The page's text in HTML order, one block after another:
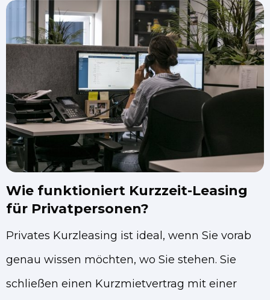
Wie funktioniert Kurzzeit-Leasing
für Privatpersonen?
Privates Kurzleasing ist ideal, wenn Sie vorab
genau wissen möchten, wo Sie stehen. Sie
schließen einen Kurzmietvertrag mit einer